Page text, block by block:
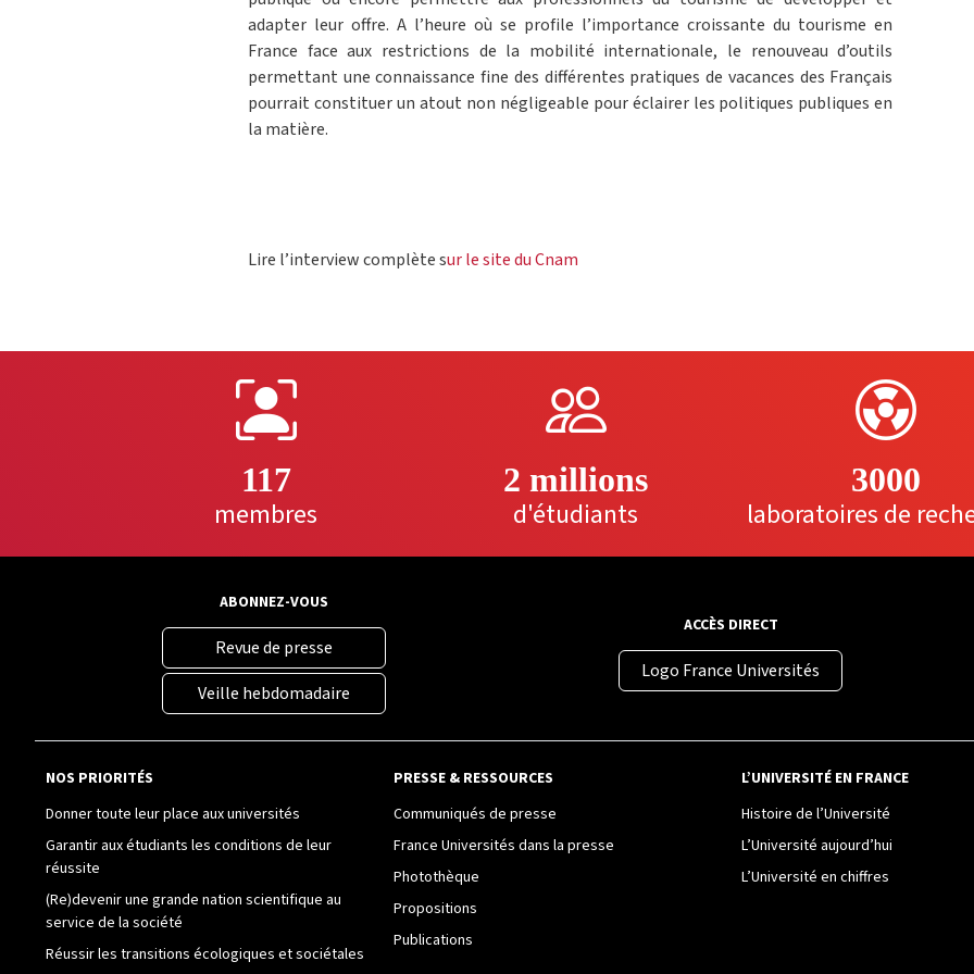
adapter leur offre. A l’heure où se profile l’importance croissante du tourisme en
France face aux restrictions de la mobilité internationale, le renouveau d’outils
permettant une connaissance fine des différentes pratiques de vacances des Français
pourrait constituer un atout non négligeable pour éclairer les politiques publiques en
la matière.
Lire l’interview complète sur le site du Cnam
117
membres
2 millions
d'étudiants
3000
laboratoires de
ABONNEZ-VOUS
Revue de presse
Veille hebdomadaire
ACCÈS DIRECT
Logo France Universités
NOS PRIORITÉS
Donner toute leur place aux universités
Garantir aux étudiants les conditions de leur
réussite
(Re)devenir une grande nation scientifique au
service de la société
Réussir les transitions écologiques et sociétales
PRESSE & RESSOURCES
Communiqués de presse
France Universités dans la presse
Photothèque
Propositions
Publications
L’UNIVERSITÉ EN FRANCE
Histoire de l’Université
L’Université aujourd’hui
L’Université en chiffres